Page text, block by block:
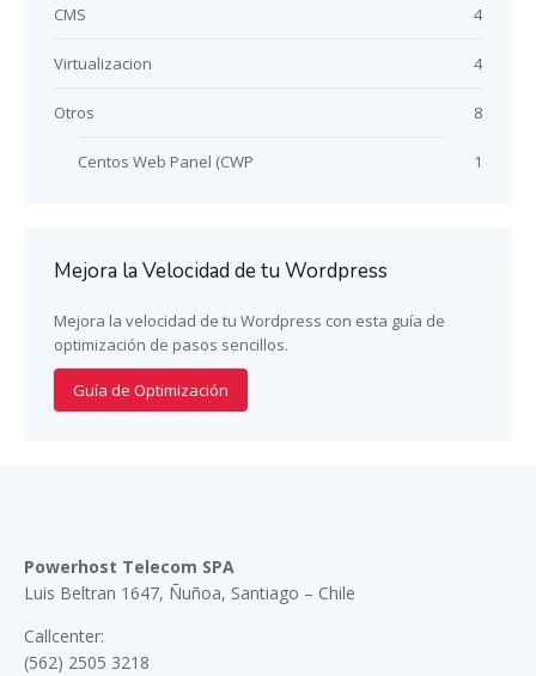
CMS 4
Virtualizacion 4
Otros 8
Centos Web Panel (CWP 1
Mejora la Velocidad de tu Wordpress
Mejora la velocidad de tu Wordpress con esta guía de
optimización de pasos sencillos.
Guía de Optimización
Powerhost Telecom SPA
Luis Beltran 1647, Ñuñoa, Santiago – Chile
Callcenter:
(562) 2505 3218